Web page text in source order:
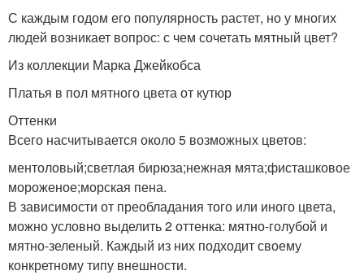
С каждым годом его популярность растет, но у многих
людей возникает вопрос: с чем сочетать мятный цвет?
Из коллекции Марка Джейкобса
Платья в пол мятного цвета от кутюр
Оттенки
Всего насчитывается около 5 возможных цветов:
ментоловый;светлая бирюза;нежная мята;фисташковое
мороженое;морская пена.
В зависимости от преобладания того или иного цвета,
можно условно выделить 2 оттенка: мятно-голубой и
мятно-зеленый. Каждый из них подходит своему
конкретному типу внешности.